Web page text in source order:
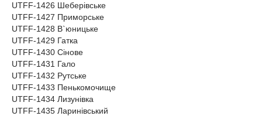
UTFF-1426 Шеберівське
UTFF-1427 Приморське
UTFF-1428 В`юницьке
UTFF-1429 Гатка
UTFF-1430 Сінове
UTFF-1431 Гало
UTFF-1432 Рутське
UTFF-1433 Пенькомочище
UTFF-1434 Лизунівка
UTFF-1435 Ларинівський